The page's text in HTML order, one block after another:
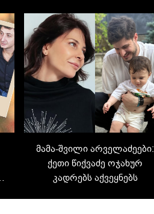
მამა-შვილი არველაძეები:
ქეთი წიქვაძე ოჯახურ
კადრებს აქვეყნებს